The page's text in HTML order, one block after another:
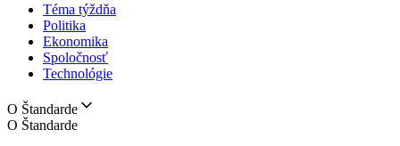
Téma týždňa
Politika
Ekonomika
Spoločnosť
Technológie
O Štandarde
O Štandarde